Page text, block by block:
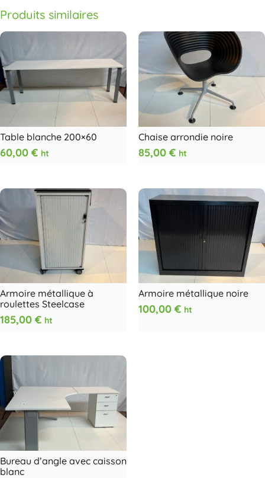
Produits similaires
Table blanche 200×60
60,00 € ht
Chaise arrondie noire
85,00 € ht
Armoire métallique à
roulettes Steelcase
185,00 € ht
Armoire métallique noire
100,00 € ht
Bureau d’angle avec caisson
blanc